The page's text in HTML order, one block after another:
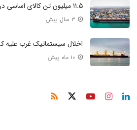
۱۱.۵ میلیون تن کالای اساسی در بنادر کشور تخلیه شد
اخلال سیستماتیک غرب علیه